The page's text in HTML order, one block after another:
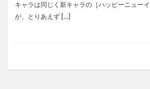
キャラは同じく新キャラの［ハッピーニュー
が、とりあえず […]